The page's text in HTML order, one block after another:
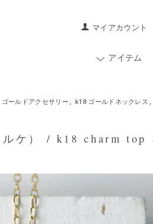
マイアカウント
アイテム
ゴールドアクセサリー , k18 ゴールドネックレス ,
ケ） / k18 charm top